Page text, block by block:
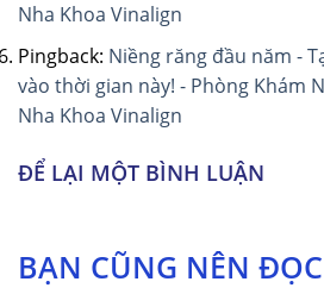
Nha Khoa Vinalign
Pingback: Niềng răng đầu năm -
vào thời gian này! - Phòng Khám
Nha Khoa Vinalign
ĐỂ LẠI MỘT BÌNH LUẬN
BẠN CŨNG NÊN ĐỌC